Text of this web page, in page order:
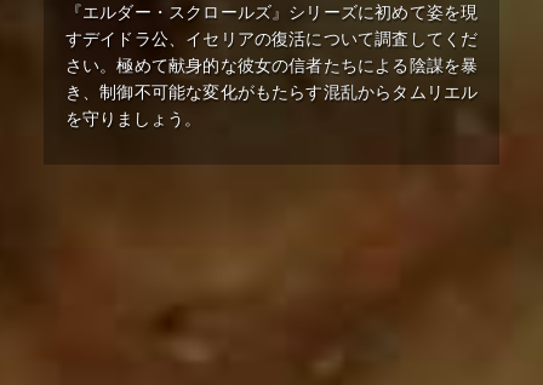
『エルダー・スクロールズ』シリーズに初めて姿を現
すデイドラ公、イセリアの復活について調査してくだ
さい。極めて献身的な彼女の信者たちによる陰謀を暴
き、制御不可能な変化がもたらす混乱からタムリエル
を守りましょう。